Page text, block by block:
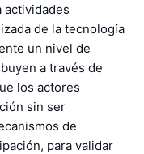
actividades
de la tecnología
un nivel de
a través de
los actores
sin ser
de
para validar